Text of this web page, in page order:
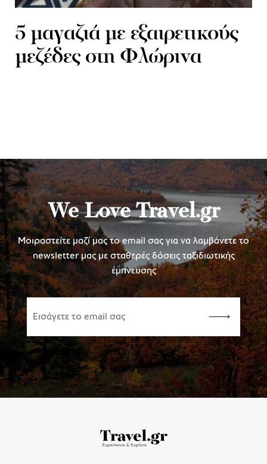
5 μαγαζιά με εξαιρετικούς
μεζέδες στη Φλώρινα
We Love Travel.gr
Μοιραστείτε μαζί μας το email σας για να λαμβάνετε το
newsletter μας με σταθερές δόσεις ταξιδιωτικής
έμπνευσης